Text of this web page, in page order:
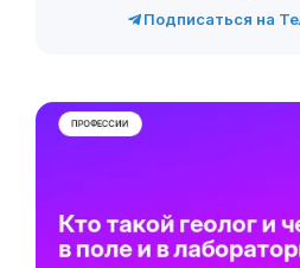
Подписаться на